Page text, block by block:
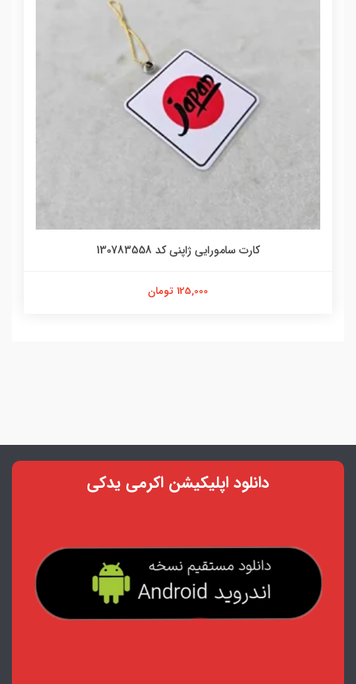
کارت سامورایی ژاپنی کد 130783558
125,000 تومان
دانلود اپلیکیشن اکرمی یدکی